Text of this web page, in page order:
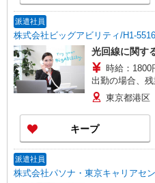
派遣社員
株式会社ビッグアビリティ/H1-
光回線に関す
時給：1800円 【月収例】28.3万円〜（
出勤の場合、
い制度（社内
は1700円
東京都港区
キープ
派遣社員
株式会社パソナ・東京キャリアセ